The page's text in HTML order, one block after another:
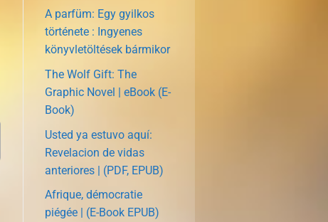
A parfüm: Egy gyilkos
története : Ingyenes
könyvletöltések bármikor
The Wolf Gift: The
Graphic Novel | eBook (E-
Book)
Usted ya estuvo aquí:
Revelacion de vidas
anteriores | (PDF, EPUB)
Afrique, démocratie
piégée | (E-Book EPUB)